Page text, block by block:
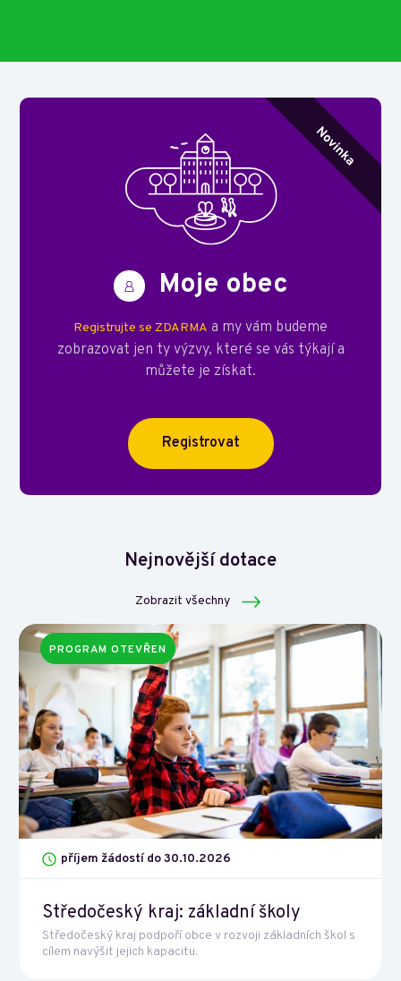
Moje obec
Registrujte se ZDARMA a my vám budeme
zobrazovat jen ty výzvy, které se vás týkají a
můžete je získat.
Registrovat
Nejnovější dotace
Zobrazit všechny
PROGRAM OTEVŘEN
příjem žádostí do 30.10.2026
Středočeský kraj: základní školy
Středočeský kraj podpoří obce v rozvoji základních škol s
cílem navýšit jejich kapacitu.